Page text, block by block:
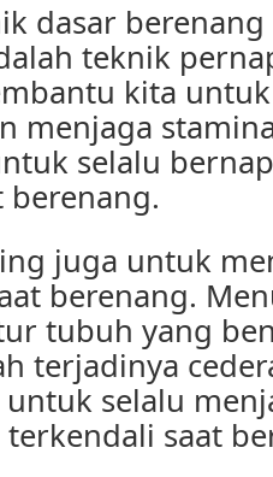
dasar
teknik
kita
menjaga
selalu
berenang.
juga untuk
berenang.
tubuh yang
terjadinya
untuk selalu
saat